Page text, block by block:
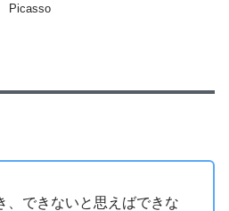
Picasso
、できないと思えばできな